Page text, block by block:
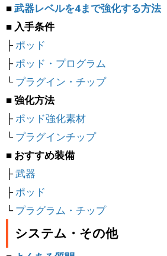
■武器レベルを4まで強化する方法
■ 入手条件
├ポッド
├ポッド・プログラム
└プラグイン・チップ
■ 強化方法
├ポッド強化素材
└プラグインチップ
■ おすすめ装備
├武器
├ポッド
└プラグラム・チップ
システム・その他